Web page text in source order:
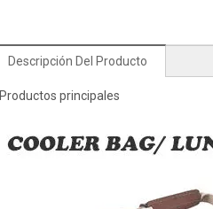
Descripción Del Producto
Productos principales